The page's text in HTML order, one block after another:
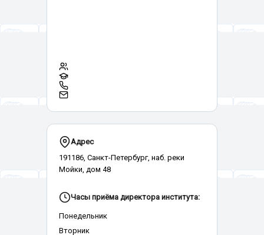
Адрес
191186, Санкт-Петербург, наб. реки
Мойки, дом 48
Часы приёма директора института:
Понедельник
Вторник